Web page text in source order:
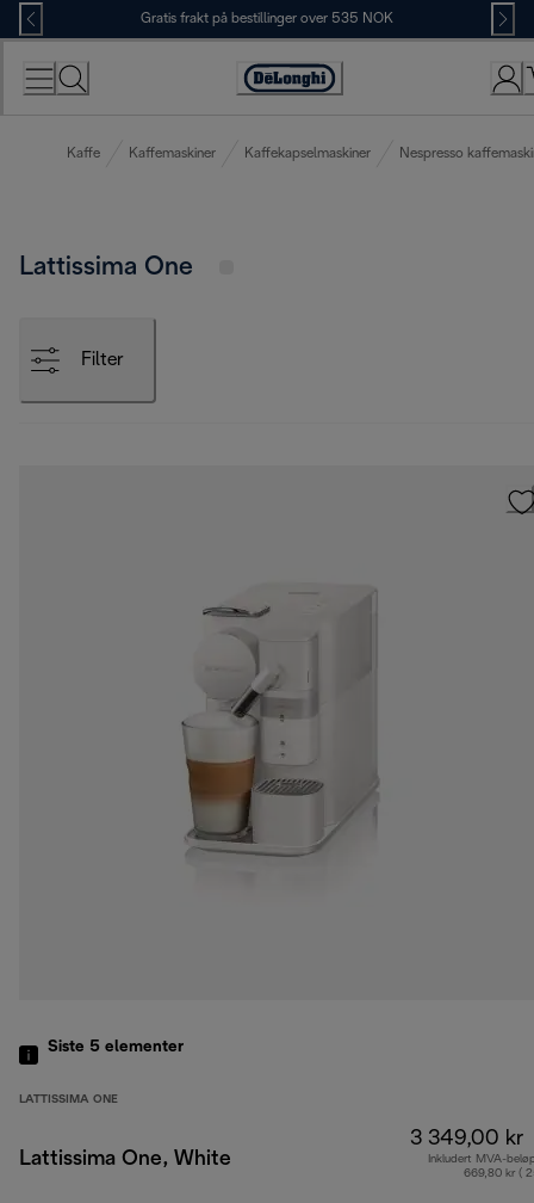
Skip
to
Content
Gratis frakt på bestillinger over 535 NOK
Accessibility
Kaffe Kaffemaskiner Kaffekapselmaskiner Nespresso
Lattissima One
Filter
Siste 5 elementer
LATTISSIMA ONE
Lattissima One, White
3 349,00 kr
Inkludert MVA-
669,80 kr (